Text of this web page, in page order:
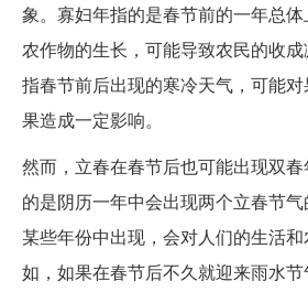
象。寡妇年指的是春节前的一年总
农作物的生长，可能导致农民的收
指春节前后出现的寒冷天气，可能
果造成一定影响。
然而，立春在春节后也可能出现双
的是阴历一年中会出现两个立春节
某些年份中出现，会对人们的生活
如，如果在春节后不久就迎来雨水